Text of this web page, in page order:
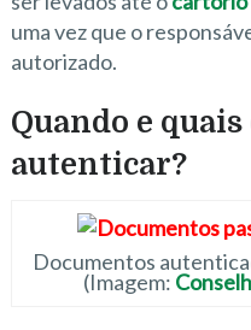
uma vez que o
autorizado.
Quando e
autenticar?
Documentos
(Imagem: